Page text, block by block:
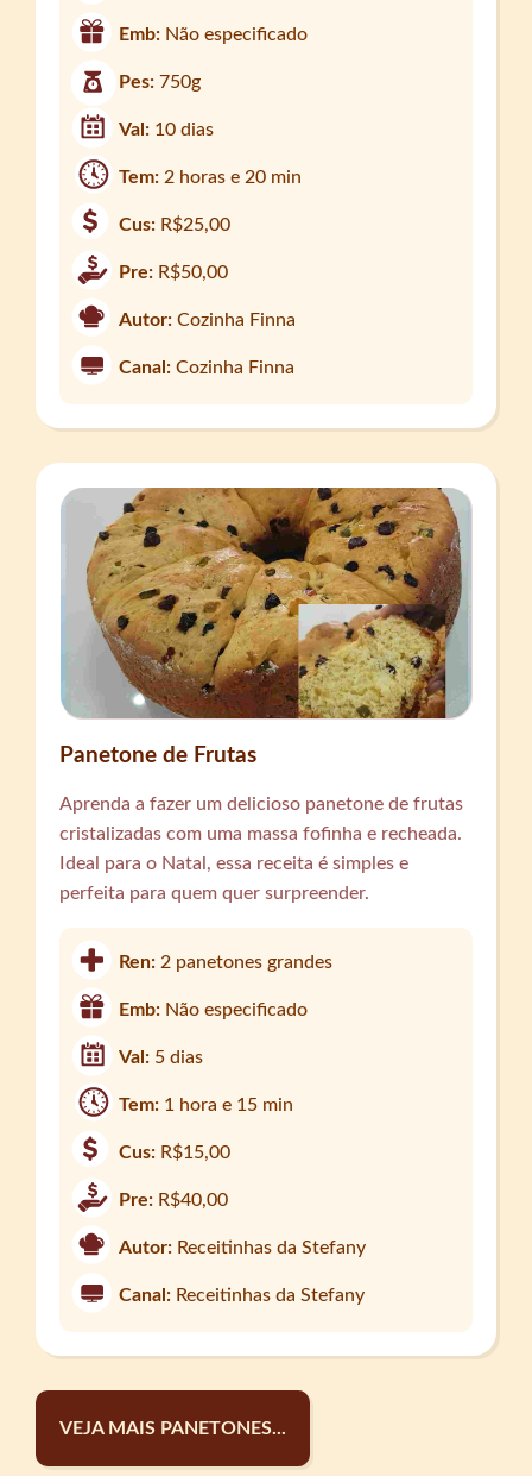
Emb: Não especificado
Pes:750g
Val: 10 dias
Tem: 2 horas e 20 min
Cus: R$25,00
Pre: R$50,00
Autor: Cozinha Finna
Canal: Cozinha Finna
Panetone de Frutas
Aprenda a fazer um delicioso panetone de frutas
cristalizadas com uma massa fofinha e recheada.
Ideal para o Natal, essa receita é simples e
perfeita para quem quer surpreender.
Ren: 2 panetones grandes
Emb: Não especificado
Val: 5 dias
Tem: 1 hora e 15 min
Cus: R$15,00
Pre: R$40,00
Autor: Receitinhas da Stefany
Canal: Receitinhas da Stefany
VEJA MAIS PANETONES...